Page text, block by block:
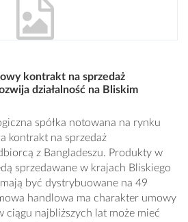
kontrakt na sprzedaż
działalność na Bliskim
spółka notowana na rynku
kontrakt na sprzedaż
z Bangladeszu. Produkty w
sprzedawane w krajach Bliskiego
być dystrybuowane na 49
handlowa ma charakter umowy
ciągu najbliższych lat może mieć